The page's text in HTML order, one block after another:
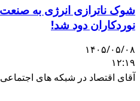
نوردکاران دود شد!
۱۴۰۵/۰۵/۰۸
۱۲:۱۹
آقای اقتصاد در شبکه های اجتماعی